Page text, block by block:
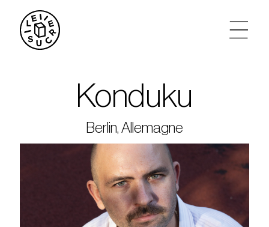
agenda
tickets
le sucre max
partenariats
Konduku
Berlin, Allemagne